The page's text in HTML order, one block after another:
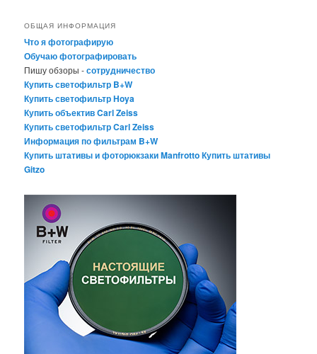
ОБЩАЯ ИНФОРМАЦИЯ
Что я фотографирую
Обучаю фотографировать
Пишу обзоры -сотрудничество
Купить светофильтр B+W
Купить светофильтр Hoya
Купить объектив Carl Zeiss
Купить светофильтр Carl Zeiss
Информация по фильтрам B+W
Купить штативы и фоторюкзаки ManfrottoКупить штативы
Gitzo